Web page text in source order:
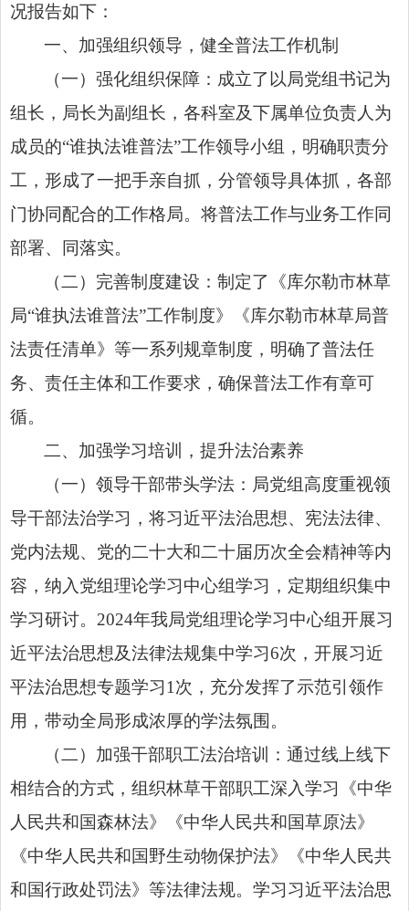
况报告如下：
一、加强组织领导，健全普法工作机制
（一）强化组织保障：成立了以局党组书记为
组长，局长为副组长，各科室及下属单位负责人为
成员的“谁执法谁普法”工作领导小组，明确职责分
工，形成了一把手亲自抓，分管领导具体抓，各部
门协同配合的工作格局。将普法工作与业务工作同
部署、同落实。
（二）完善制度建设：制定了《库尔勒市林草
局“谁执法谁普法”工作制度》《库尔勒市林草局普
法责任清单》等一系列规章制度，明确了普法任
务、责任主体和工作要求，确保普法工作有章可
循。
二、加强学习培训，提升法治素养
（一）领导干部带头学法：局党组高度重视领
导干部法治学习，将习近平法治思想、宪法法律、
党内法规、党的二十大和二十届历次全会精神等内
容，纳入党组理论学习中心组学习，定期组织集中
学习研讨。2024年我局党组理论学习中心组开展习
近平法治思想及法律法规集中学习6次，开展习近
平法治思想专题学习1次，充分发挥了示范引领作
用，带动全局形成浓厚的学法氛围。
（二）加强干部职工法治培训：通过线上线下
相结合的方式，组织林草干部职工深入学习《中华
人民共和国森林法》《中华人民共和国草原法》
《中华人民共和国野生动物保护法》
《中华人民共
和国行政处罚法》 等法律法规。学习习近平法治思